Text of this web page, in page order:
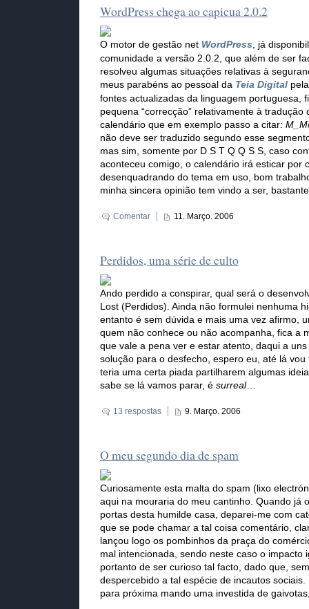
WordPress chega ao capicua 2.0.2
O motor de gestão net WordPress, já
comunidade a versão 2.0.2, que além de ser
resolveu algumas situações relativas à
meus parabéns ao pessoal da Teia Digital
fontes actualizadas da linguagem portuguesa,
pequena “correcção” relativamente à tradução
calendário que em exemplo passo a citar:
não deve ser traduzido segundo esse
mas sim, somente por D S T Q Q S S, caso
aconteceu comigo, o calendário irá esticar por
desenquadrando do tema em uso, bom
minha sincera opinião tem vindo a ser,
Comentar 11. Março. 2006
Perdidos, uma série de culto
Ando perdido a conspirar, qual será o
Lost (Perdidos). Ainda não formulei nenhuma
entanto é sem dúvida e mais uma vez afirmo,
quem não conhece ou não acompanha, fica a
que vale a pena ver e estar atento, daqui a
solução para o desfecho, espero eu, até lá
teria uma certa piada partilharem algumas
sabe se lá vamos parar, é surreal…
13 respostas 9. Março. 2006
O meu segundo dia de spam
Curiosamente esta malta do spam (lixo
aqui na mouraria do meu cantinho. Quando já
portas desta humilde casa, deparei-me com
que se pode chamar a tal coisa comentário,
lançou logo os pombinhos da praça do
mal intencionada, sendo neste caso o impacto
portanto de ser curioso tal facto, dado que,
despercebido a tal espécie de incautos
para próxima mando uma investida de